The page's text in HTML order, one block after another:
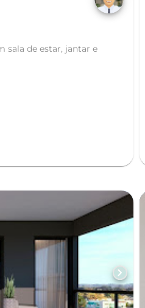
sala de estar, jantar e
chevron_right